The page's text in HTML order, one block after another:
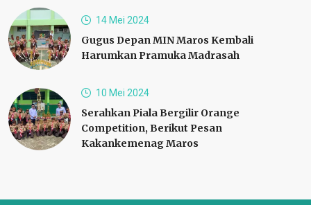
14 Mei 2024
Gugus Depan MIN Maros Kembali
Harumkan Pramuka Madrasah
10 Mei 2024
Serahkan Piala Bergilir Orange
Competition, Berikut Pesan
Kakankemenag Maros